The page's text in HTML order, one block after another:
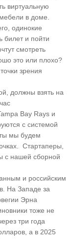
виртуальную
в доме.
одинокие
билет и пойти
смотреть
это или плохо?
зрения
должны взять на
Bay Rays и
с системой
мы будем
Стартаперы,
с нашей сборной
и российским
На Западе за
Эрна
тоже не
три года
а в 2025